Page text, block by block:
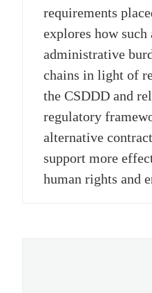
requirements
explores how such
administrative
chains in light of
the CSDDD and
regulatory
alternative
support more
human rights and